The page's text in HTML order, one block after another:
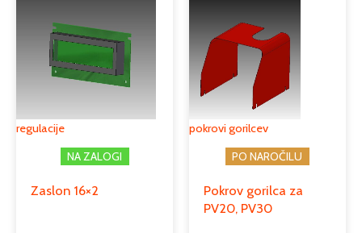
regulacije
NA ZALOGI
Zaslon 16×2
pokrovi gorilcev
PO NAROČILU
Pokrov gorilca za
PV20, PV30